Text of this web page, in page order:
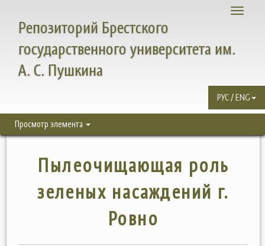
Toggle
Репозиторий Брестского
государственного университета им.
А. С. Пушкина
РУС / ENG
Просмотр элемента
Пылеочищающая роль
зеленых насаждений г.
Ровно